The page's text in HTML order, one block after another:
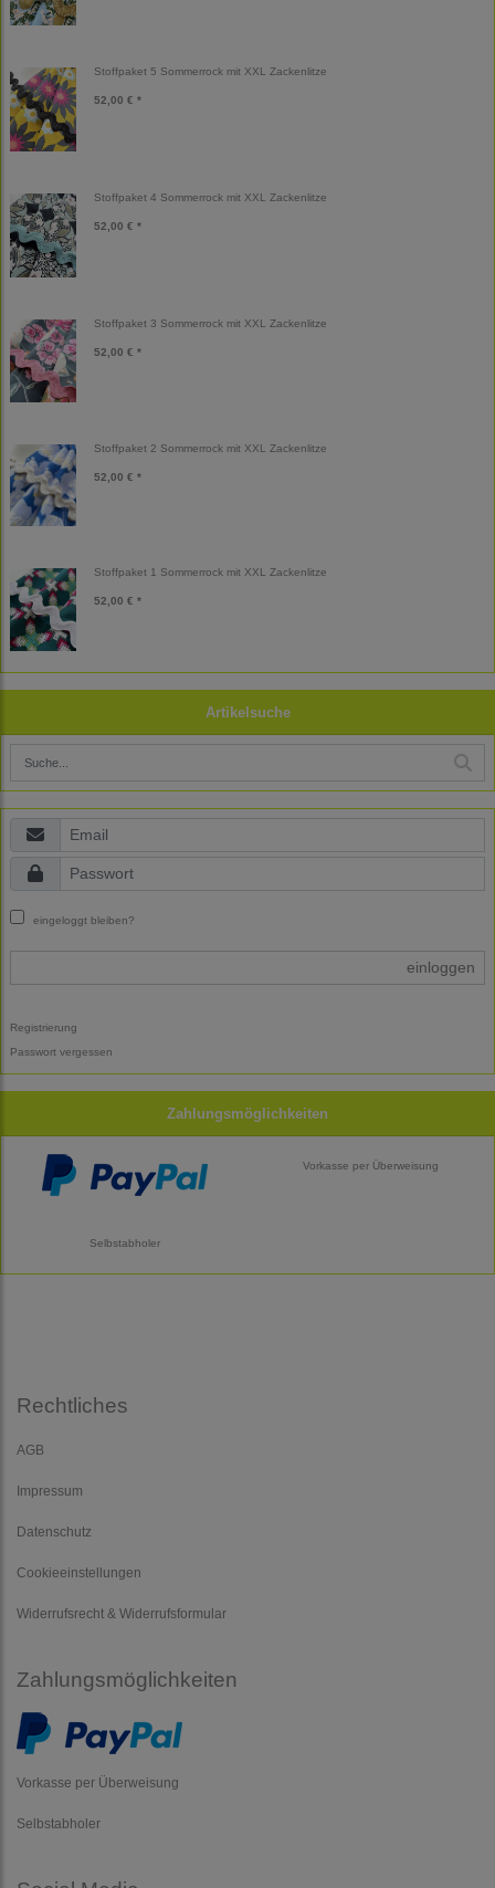
Stoffpaket 5 Sommerrock mit XXL Zackenlitze
52,00 € *
Stoffpaket 4 Sommerrock mit XXL Zackenlitze
52,00 € *
Stoffpaket 3 Sommerrock mit XXL Zackenlitze
52,00 € *
Stoffpaket 2 Sommerrock mit XXL Zackenlitze
52,00 € *
Stoffpaket 1 Sommerrock mit XXL Zackenlitze
52,00 € *
Artikelsuche
eingeloggt bleiben?
einloggen
Registrierung
Passwort vergessen
Zahlungsmöglichkeiten
Vorkasse per Überweisung
Selbstabholer
Rechtliches
AGB
Impressum
Datenschutz
Cookieeinstellungen
Widerrufsrecht & Widerrufsformular
Zahlungsmöglichkeiten
Vorkasse per Überweisung
Selbstabholer